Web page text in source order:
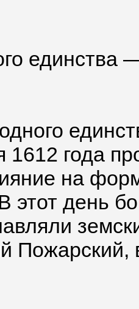
единства
1612 года
на
этот день
Пожарский,